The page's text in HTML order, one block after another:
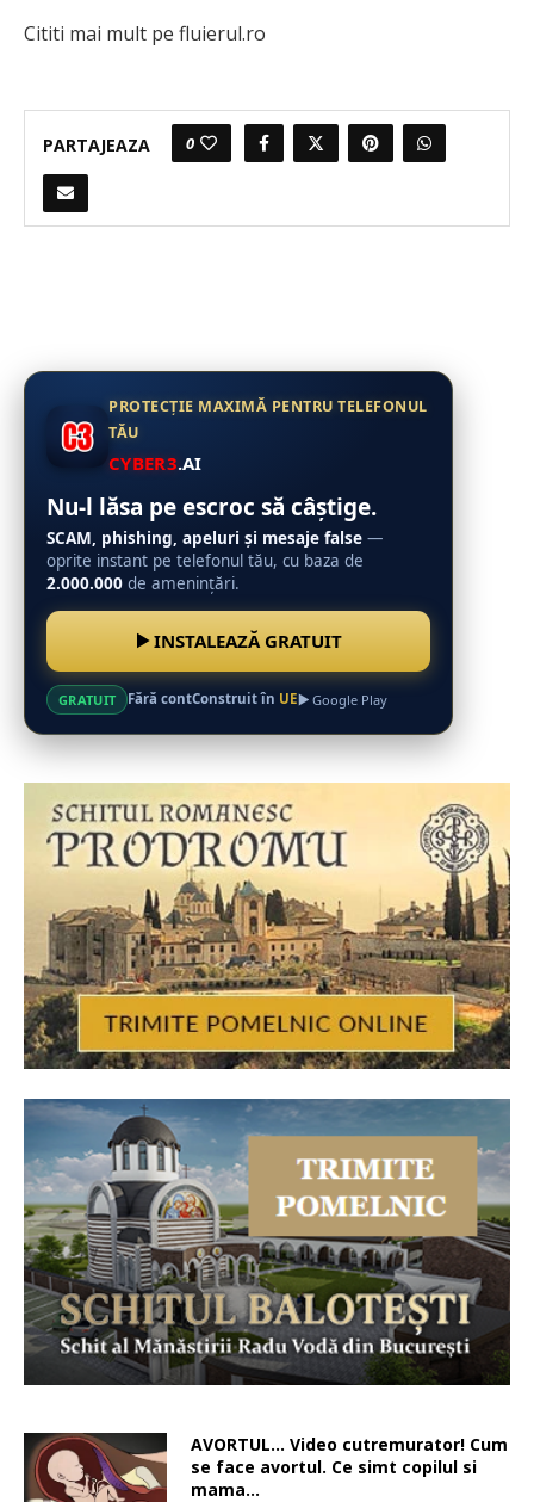
Cititi mai mult pe fluierul.ro
PARTAJEAZA 0
PROTECȚIE MAXIMĂ PENTRU TELEFONUL
TĂU
CYBER3.AI
Nu-l lăsa pe escroc să câștige.
SCAM, phishing, apeluri și mesaje false —
oprite instant pe telefonul tău, cu baza de
2.000.000 de amenințări.
INSTALEAZĂ GRATUIT
GRATUIT Fără contConstruit în UE Google Play
AVORTUL… Video cutremurator! Cum
se face avortul. Ce simt copilul si
mama…